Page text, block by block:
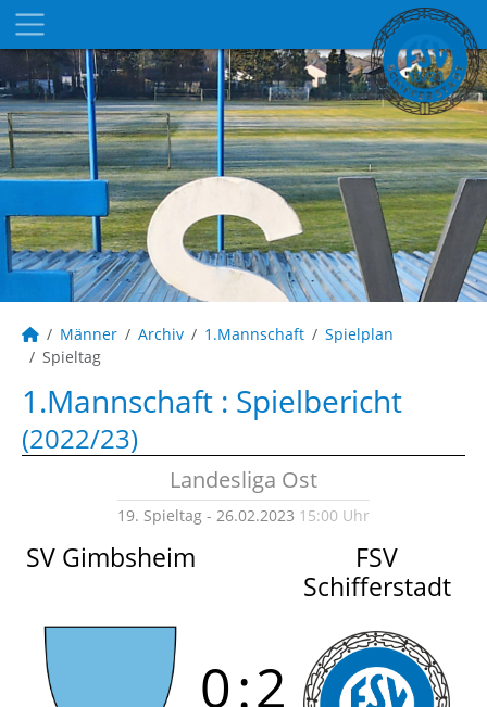
Männer Archiv 1.Mannschaft
Spielplan
Spieltag
1.Mannschaft : Spielbericht
(2022/23)
Landesliga Ost
19. Spieltag - 26.02.2023 15:00 Uhr
SV Gimbsheim
FSV
Schifferstadt
0:2